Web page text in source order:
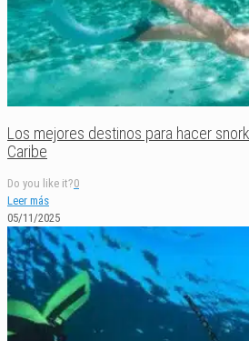
Los mejores destinos para hacer
Caribe
Do you like it?0
Leer más
05/11/2025